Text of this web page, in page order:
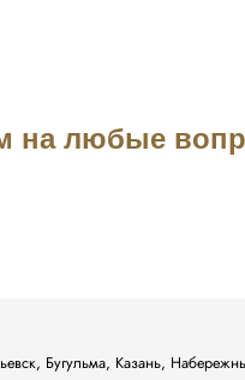
на любые
Бугульма, Казань,